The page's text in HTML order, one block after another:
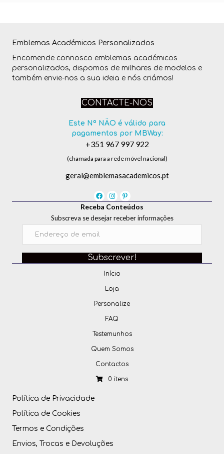
Emblemas Académicos Personalizados
Encomende connosco emblemas académicos
personalizados, dispomos de milhares de modelos e
também envie-nos a sua ideia e nós criámos!
CONTACTE-NOS
Este Nº NÃO é válido para
pagamentos por MBWay:
+351 967 997 922
(chamada para a rede móvel nacional)
geral@emblemasacademicos.pt
Receba Conteúdos
Subscreva se desejar receber informações
Subscrever!
Início
Loja
Personalize
FAQ
Testemunhos
Quem Somos
Contactos
0 itens
Política de Privacidade
Política de Cookies
Termos e Condições
Envios, Trocas e Devoluções